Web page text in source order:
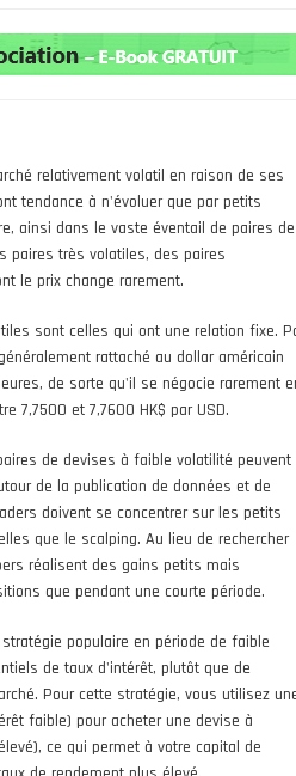
relativement volatil en raison de ses
tendance à n'évoluer que par petits
ainsi dans le vaste éventail de paires de
paires très volatiles, des paires
le prix change rarement.
sont celles qui ont une relation fixe.
rattaché au dollar américain
de sorte qu'il se négocie rarement
7,7500 et 7,7600 HK$ par USD.
de devises à faible volatilité peuvent
de la publication de données et de
doivent se concentrer sur les petits
que le scalping. Au lieu de rechercher
réalisent des gains petits mais
que pendant une courte période.
populaire en période de faible
de taux d'intérêt, plutôt que de
Pour cette stratégie, vous utilisez
faible) pour acheter une devise à
ce qui permet à votre capital de